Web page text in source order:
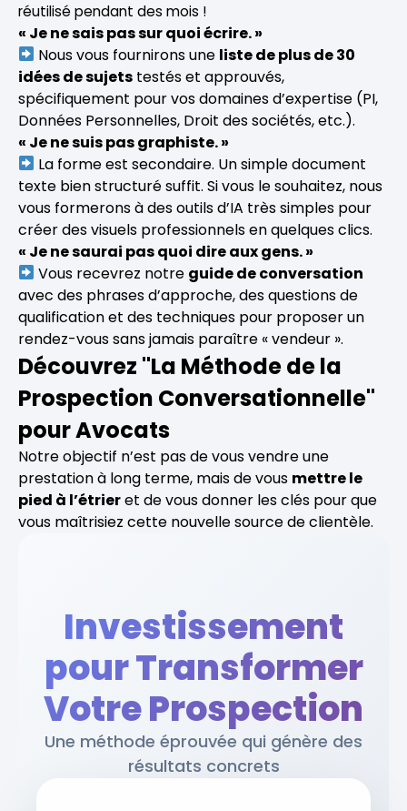
réutilisé pendant des mois !
« Je ne sais pas sur quoi écrire. »
Nous vous fournirons une liste de plus de 30
idées de sujets testés et approuvés,
spécifiquement pour vos domaines d’expertise (PI,
Données Personnelles, Droit des sociétés, etc.).
« Je ne suis pas graphiste. »
La forme est secondaire. Un simple document
texte bien structuré suffit. Si vous le souhaitez, nous
vous formerons à des outils d’IA très simples pour
créer des visuels professionnels en quelques clics.
« Je ne saurai pas quoi dire aux gens. »
Vous recevrez notre guide de conversation
avec des phrases d’approche, des questions de
qualification et des techniques pour proposer un
rendez-vous sans jamais paraître « vendeur ».
Découvrez "La Méthode de la
Prospection Conversationnelle"
pour Avocats
Notre objectif n’est pas de vous vendre une
prestation à long terme, mais de vous mettre le
pied à l’étrieret de vous donner les clés pour que
vous maîtrisiez cette nouvelle source de clientèle.
Investissement
pour Transformer
Votre Prospection
Une méthode éprouvée qui génère des
résultats concrets